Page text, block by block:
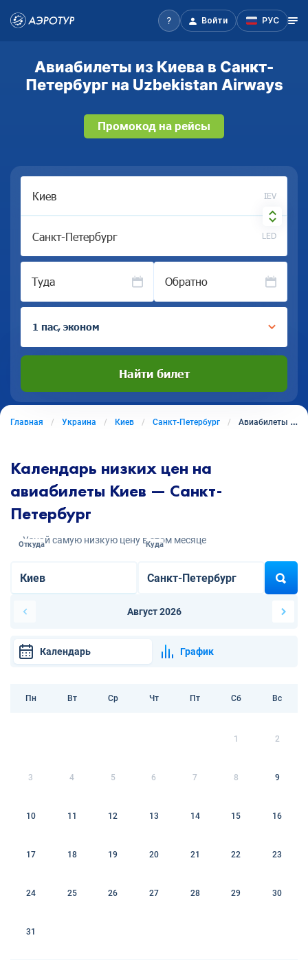
Войти РУС
Авиабилеты из Киева в Санкт-
Петербург на Uzbekistan Airways
Промокод на рейсы
IEV
LED
Туда Обратно
1 пас, эконом
Найти билет
Главная Украина Киев Санкт-Петербург Авиабилеты из Киева в Санкт-Петербург
Календарь низких цен на
авиабилеты Киев — Санкт-
Петербург
Узнай самую низкую цену в этом месяце
Откуда Куда
Август 2026
Календарь График
Пн Вт Ср Чт Пт Сб Вс
1 2
3 4 5 6 7 8 9
10 11 12 13 14 15 16
17 18 19 20 21 22 23
24 25 26 27 28 29 30
31